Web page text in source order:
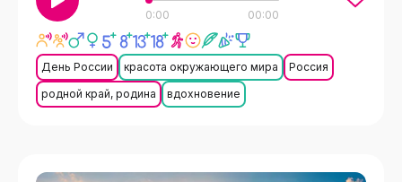
0:00 00:00
День России красота окружающего мира
Россия
родной край, родина
вдохновение